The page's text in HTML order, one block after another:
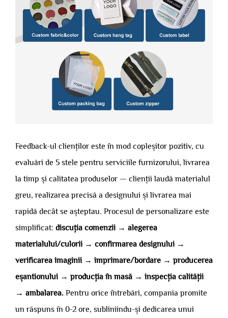
Feedback-ul clienților este în mod copleșitor pozitiv, cu
evaluări de 5 stele pentru serviciile furnizorului, livrarea
la timp și calitatea produselor — clienții laudă materialul
greu, realizarea precisă a designului și livrarea mai
rapidă decât se așteptau. Procesul de personalizare este
simplificat: discuția comenzii → alegerea
materialului/culorii → confirmarea designului →
verificarea imaginii → imprimare/bordare → producerea
eșantionului → producția în masă → inspecția calității
→ ambalarea. Pentru orice întrebări, compania promite
un răspuns în 0-2 ore, subliniindu-și dedicarea unui